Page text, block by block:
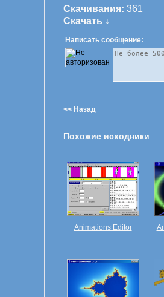
Скачивания: 361
Скачать ↓
Написать сообщение:
<< Назад
Похожие исходники
Animations Editor